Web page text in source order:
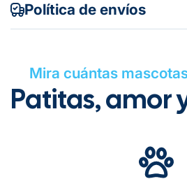
Política de envíos
Gratuito en todos los pedidos
Mira cuántas
Patitas, amor